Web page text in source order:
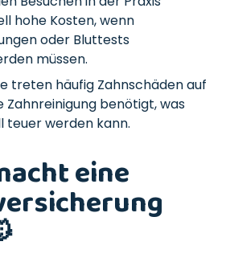
hohe Kosten, wenn
oder Bluttests
müssen.
treten häufig Zahnschäden auf
Zahnreinigung benötigt, was
teuer werden kann.
eine